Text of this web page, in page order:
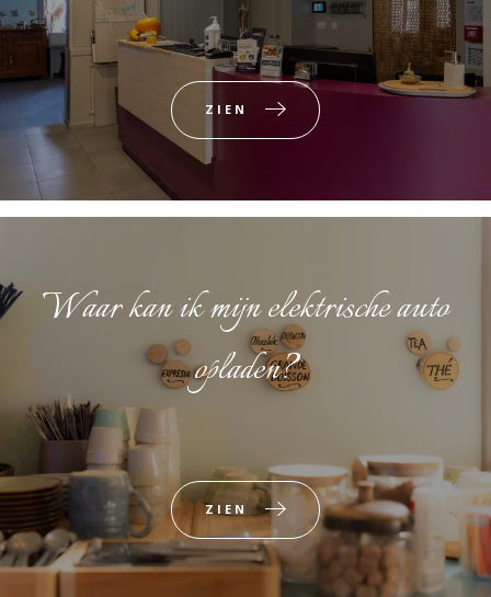
ZIEN
Waar kan ik mijn elektrische auto
opladen?
ZIEN